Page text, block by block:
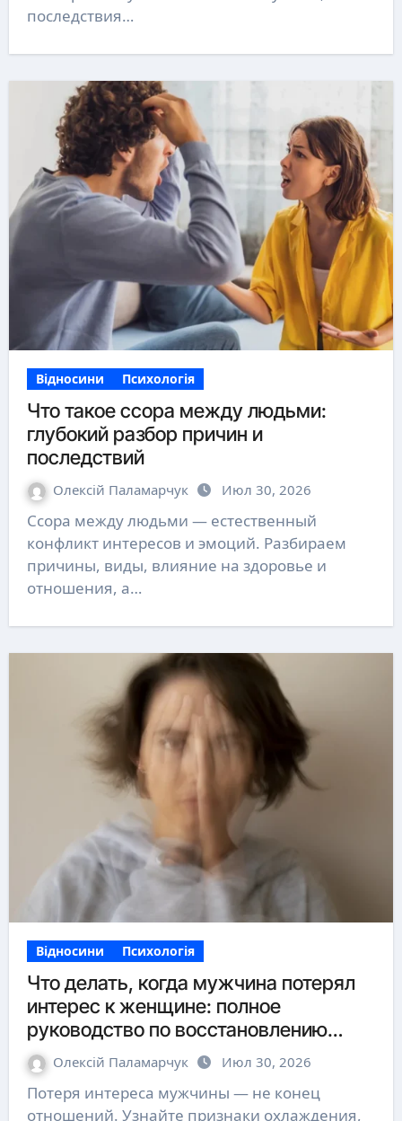
последствия…
Відносини Психологія
Что такое ссора между людьми:
глубокий разбор причин и
последствий
Олексій Паламарчук Июл 30, 2026
Ссора между людьми — естественный
конфликт интересов и эмоций. Разбираем
причины, виды, влияние на здоровье и
отношения, а…
Відносини Психологія
Что делать, когда мужчина потерял
интерес к женщине: полное
руководство по восстановлению
связиОлексій Паламарчук Июл 30, 2026
Потеря интереса мужчины — не конец
отношений. Узнайте признаки охлаждения,